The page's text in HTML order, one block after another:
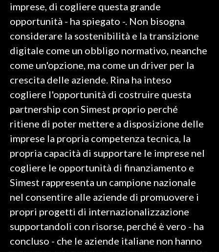
INSULARITÀ
INFO AZIENDE
ABBONATI
ANNUNCI
NECROLOGI
PUBBLICITÀ
SPIAGGE
STORE
imprese, di cogliere questa grande
opportunità - ha spiegato -. Non bisogna
considerare la sostenibilità e la transizione
digitale come un obbligo normativo, neanche
come un'opzione, ma come un driver per la
crescita delle aziende. Rina ha inteso
cogliere l'opportunità di costruire questa
partnership con Simest proprio perché
ritiene di poter mettere a disposizione delle
imprese la propria competenza tecnica, la
propria capacità di supportare le imprese nel
cogliere le opportunità di finanziamento e
Simest rappresenta un campione nazionale
nel consentire alle aziende di promuovere i
propri progetti di internazionalizzazione
supportandoli con risorse, perché è vero - ha
concluso - che le aziende italiane non hanno